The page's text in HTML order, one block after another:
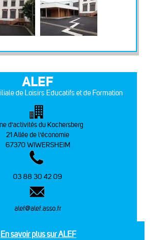
ALEF
de Loisirs Educatifs et de Formation
d’activités du Kochersberg
21 Allée de l’économie
67370 WIWERSHEIM
03 88 30 42 09
alef@alef.asso.fr
En savoir plus sur ALEF